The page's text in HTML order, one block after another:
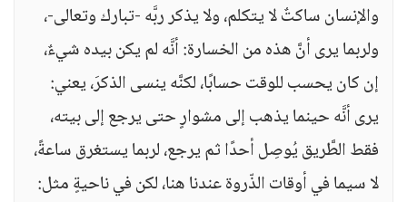
والإنسان ساكتٌ لا يتكلم، ولا يذكر ربَّه -تبارك وتعالى-،
ولربما يرى أنَّ هذه من الخسارة: أنَّه لم يكن بيده شيءٌ،
إن كان يحسب للوقت حسابًا، لكنَّه ينسى الذكرَ، يعني:
يرى أنَّه حينما يذهب إلى مشوارٍ حتى يرجع إلى بيته،
فقط الطَّريق يُوصِل أحدًا ثم يرجع، لربما يستغرق ساعةً،
لا سيما في أوقات الذّروة عندنا هنا، لكن في ناحيةٍ مثل: